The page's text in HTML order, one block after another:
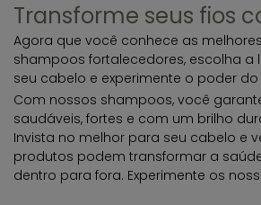
Transforme seus fios
Agora que você conhece as
shampoos fortalecedores, escolha a
seu cabelo e experimente o poder
profissional.
Com nossos shampoos, você
saudáveis, fortes e com um brilho
Invista no melhor para seu cabelo e
produtos podem transformar a
dentro para fora. Experimente os